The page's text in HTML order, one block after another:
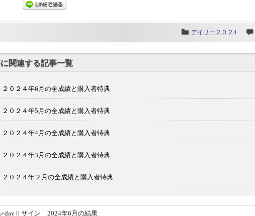
デイリー２０２4
関連する記事一覧
０２４年6月の全成績と購入者特典
０２４年5月の全成績と購入者特典
０２４年4月の全成績と購入者特典
０２４年3月の全成績と購入者特典
２０２４年２月の全成績と購入者特典
dayⅡサイン 2024年6月の結果